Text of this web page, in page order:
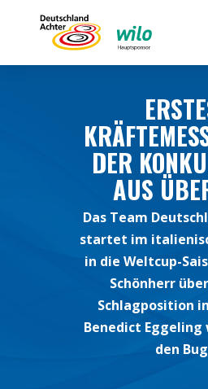
DER
AUS
Das Team
startet im
in die Weltcup-
Schönherr
Schlagposition
Benedict Eggeling
den Bug